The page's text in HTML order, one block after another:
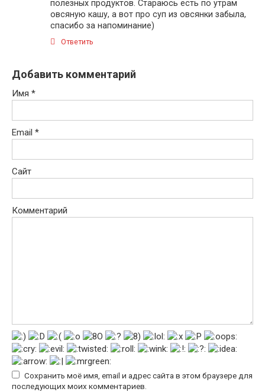
полезных продуктов. Стараюсь есть по утрам
овсяную кашу, а вот про суп из овсянки забыла,
спасибо за напоминание)
Ответить
Добавить комментарий
Имя *
Email *
Сайт
Комментарий
Сохранить моё имя, email и адрес сайта в этом браузере для
последующих моих комментариев.